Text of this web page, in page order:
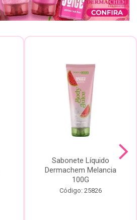
Sabonete Líquido
Dermachem Melancia
100G
Código: 25826